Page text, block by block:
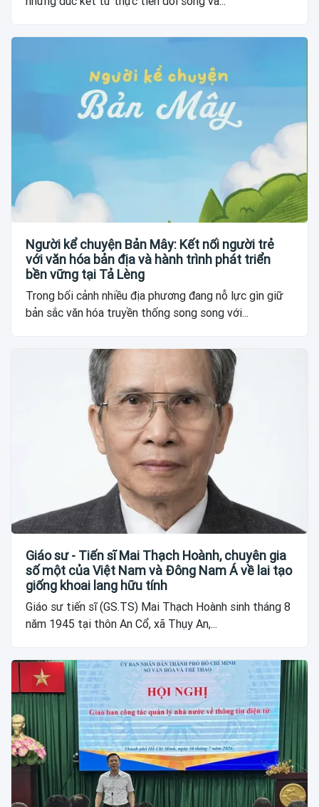
Người kể chuyện Bản Mây: Kết nối người trẻ
với văn hóa bản địa và hành trình phát triển
bền vững tại Tả Lèng
Trong bối cảnh nhiều địa phương đang nỗ lực gìn giữ
bản sắc văn hóa truyền thống song song với...
Giáo sư - Tiến sĩ Mai Thạch Hoành, chuyên gia
số một của Việt Nam và Đông Nam Á về lai tạo
giống khoai lang hữu tính
Giáo sư tiến sĩ (GS.TS) Mai Thạch Hoành sinh tháng 8
năm 1945 tại thôn An Cổ, xã Thụy An,...